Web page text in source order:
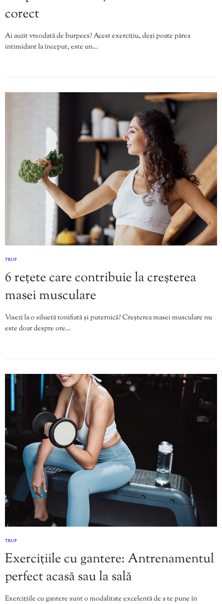
corect
Ai auzit vreodată de burpees? Acest exercițiu, deși poate părea
intimidant la început, este un…
TRUP
6 rețete care contribuie la creșterea
masei musculare
Visezi la o siluetă tonifiată și puternică? Creșterea masei musculare nu
este doar despre ore…
TRUP
Exercițiile cu gantere: Antrenamentul
perfect acasă sau la sală
Exercițiile cu gantere sunt o modalitate excelentă de a te pune în